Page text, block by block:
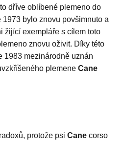
dříve oblíbené plemeno do
1973 bylo znovu povšimnuto a
žijící exempláře s cílem toto
znovu oživit. Díky této
1983 mezinárodně uznán
plemene Cane
protože psi Cane corso